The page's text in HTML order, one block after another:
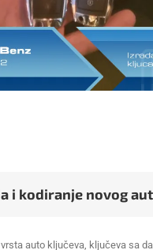
i kodiranje novog
auto ključeva, ključeva sa